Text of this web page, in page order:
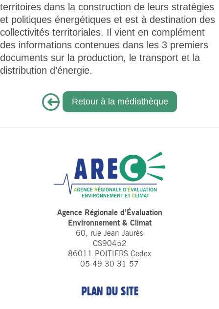
territoires dans la construction de leurs stratégies
et politiques énergétiques et est à destination des
collectivités territoriales. Il vient en complément
des informations contenues dans les 3 premiers
documents sur la production, le transport et la
distribution d’énergie.
Retour à la médiathèque
Agence Régionale d’Évaluation
Environnement & Climat
60, rue Jean Jaurès
CS90452
86011 POITIERS Cedex
05 49 30 31 57
PLAN DU SITE